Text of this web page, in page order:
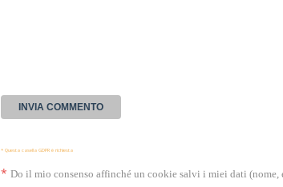
* Questa casella GDPR è richiesta
* Do il mio consenso affinché un cookie salvi i miei dati